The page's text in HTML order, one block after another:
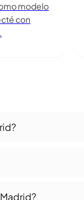
modelo
con